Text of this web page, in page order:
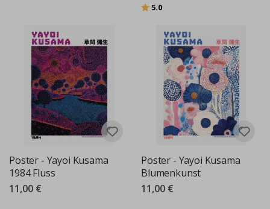
Bewertung:
5.0
Poster - Yayoi Kusama
1984 Fluss
11,00 €
Poster - Yayoi Kusama
Blumenkunst
11,00 €